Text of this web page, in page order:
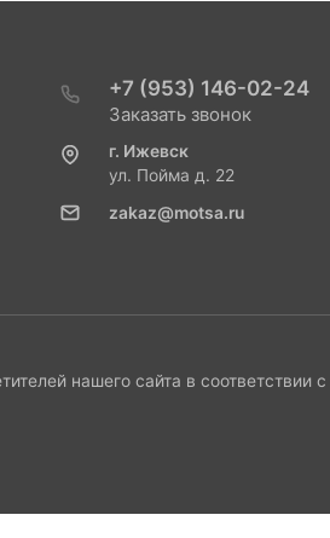
+7 (953) 146-02-24
Заказать звонок
г. Ижевск
ул. Пойма д. 22
zakaz@motsa.ru
нашего сайта в соответствии с